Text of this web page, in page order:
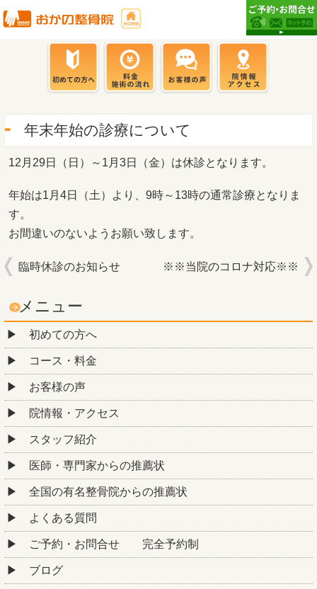
年末年始の診療について
12月29日（日）～1月3日（金）は休診となります。
年始は1月4日（土）より、9時～13時の通常診療となりま
す。
お間違いのないようお願い致します。
臨時休診のお知らせ ※※当院のコロナ対応※※
メニュー
初めての方へ
コース・料金
お客様の声
院情報・アクセス
スタッフ紹介
医師・専門家からの推薦状
全国の有名整骨院からの推薦状
よくある質問
ご予約・お問合せ 完全予約制
ブログ